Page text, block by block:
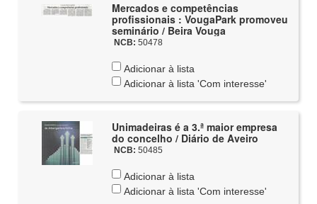
Mercados e competências
profissionais : VougaPark promoveu
seminário / Beira Vouga
NCB: 50478
Adicionar à lista
Adicionar à lista 'Com interesse'
Unimadeiras é a 3.ª maior empresa
do concelho / Diário de Aveiro
NCB: 50485
Adicionar à lista
Adicionar à lista 'Com interesse'